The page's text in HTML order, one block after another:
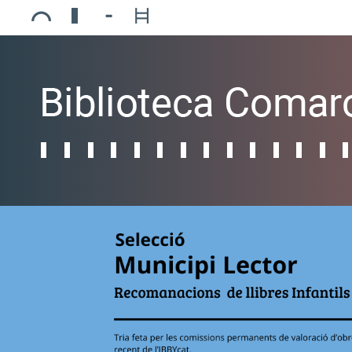
Ajuntament de Mollerussa
Biblioteca Comarcal Jaume Vila
Piscines de Mollerussa